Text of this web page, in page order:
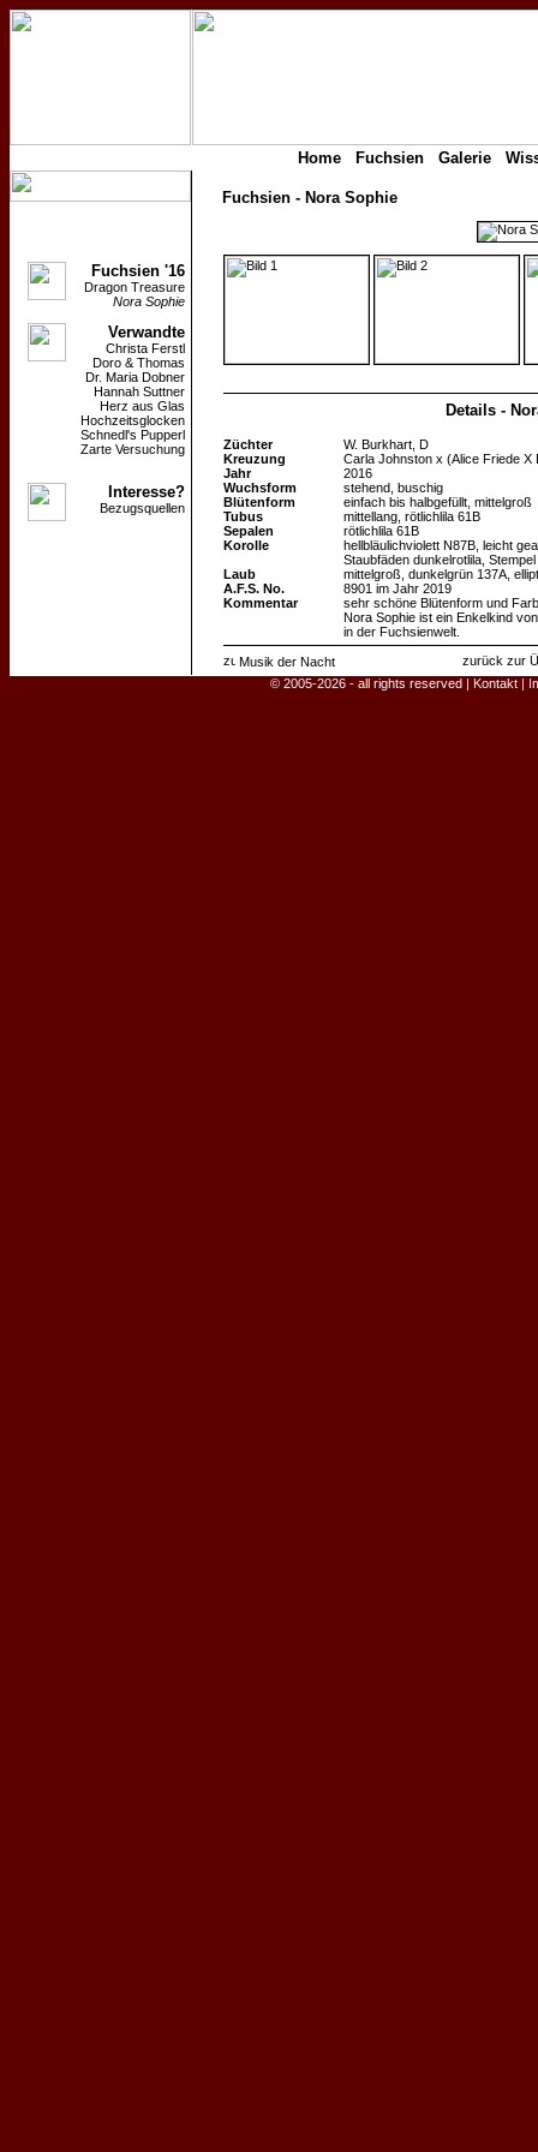
Home Fuchsien Galerie
Fuchsien '16
Dragon Treasure
Nora Sophie
Verwandte
Christa Ferstl
Doro & Thomas
Dr. Maria Dobner
Hannah Suttner
Herz aus Glas
Hochzeitsglocken
Schnedl's Pupperl
Zarte Versuchung
Interesse?
Bezugsquellen
Fuchsien - Nora Sophie
Details -
Züchter
W. Burkhart, D
Kreuzung
Carla Johnston x (Alice Friede X
Jahr
2016
Wuchsform
stehend, buschig
Blütenform
einfach bis halbgefüllt, mittelgroß
Tubus
mittellang, rötlichlila 61B
Sepalen
rötlichlila 61B
Korolle
hellbläulichviolett N87B, leicht
Staubfäden dunkelrotlila,
Laub
mittelgroß, dunkelgrün 137A,
A.F.S. No.
8901 im Jahr 2019
Kommentar
sehr schöne Blütenform und
Nora Sophie ist ein Enkelkind
in der Fuchsienwelt.
Musik der Nacht
zurück zur
© 2005-2026 - all rights reserved | Kontakt |